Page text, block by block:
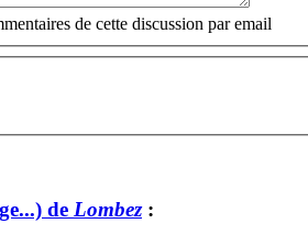
de cette discussion par email
de Lombez: